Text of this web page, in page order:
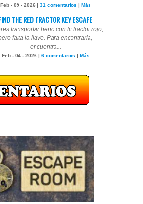
Feb - 09 - 2026 | 31 comentarios | Más
THE RED TRACTOR KEY ESCAPE
transportar heno con tu tractor rojo,
falta la llave. Para encontrarla,
encuentra...
Feb - 04 - 2026 | 6 comentarios | Más